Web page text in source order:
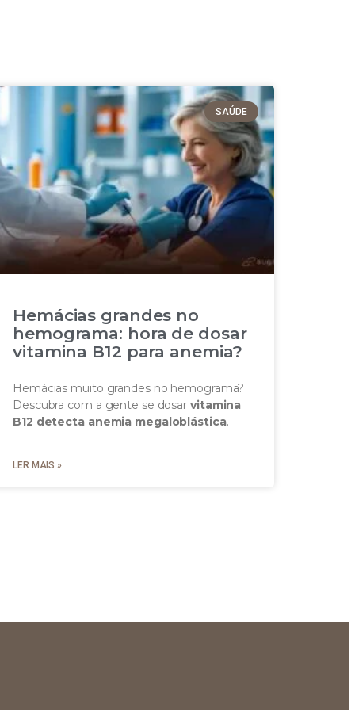
SAÚDE
Hemácias grandes no
hemograma: hora de dosar
vitamina B12 para anemia?
Hemácias muito grandes no hemograma?
Descubra com a gente se dosar vitamina
B12 detecta anemia megaloblástica.
LER MAIS »